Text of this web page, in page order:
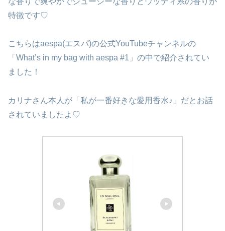
特徴です♡
こちらはaespa(エスパ)の公式YouTubeチャンネルの
「What’s in my bag with aespa #1」の中で紹介されてい
ました！
カリナさん本人が「私が一番好きな愛用香水♪」だとお話
されていましたよ♡